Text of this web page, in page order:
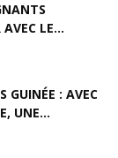
LE...
GUINÉE : AVEC
UNE...